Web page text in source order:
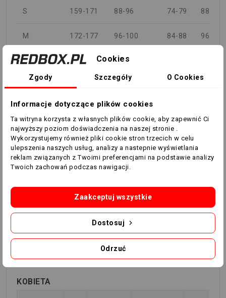
S 159-171 88-96 74-79 88-94
M 172-177 96-100 84-88 96-100
L 178-183 100-104
XXL 190-195 108-112
96-
100
3XL 196-201 112-118
4XL 202-207 118-124
106-
118-
124-130
118
130
KOBIETA
Cookies
Zgody Szczegóły O Cookies
Informacje dotyczące plików cookies
Ta witryna korzysta z własnych plików cookie, aby zapewnić Ci
najwyższy poziom doświadczenia na naszej stronie .
Wykorzystujemy również pliki cookie stron trzecich w celu
ulepszenia naszych usług, analizy a nastepnie wyświetlania
reklam związanych z Twoimi preferencjami na podstawie analizy
Twoich zachowań podczas nawigacji.
Odrzuć
Dostosuj
Zaakceptuj wszystkie